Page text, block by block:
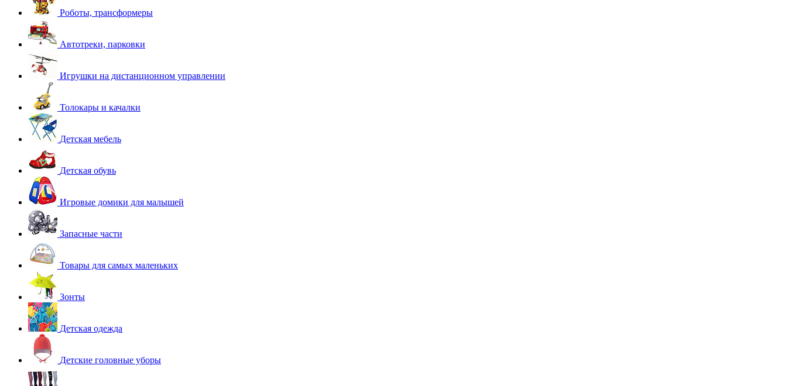
Роботы, трансформеры
Автотреки, парковки
Игрушки на дистанционном управлении
Толокары и качалки
Детская мебель
Детская обувь
Игровые домики для малышей
Запасные части
Товары для самых маленьких
Зонты
Детская одежда
Детские головные уборы